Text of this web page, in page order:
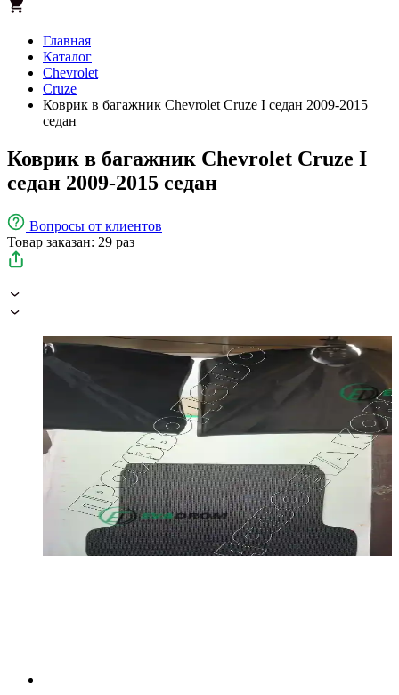
Главная
Каталог
Chevrolet
Cruze
Коврик в багажник Chevrolet Cruze I седан 2009-2015
седан
Коврик в багажник Chevrolet Cruze I
седан 2009-2015 седан
Вопросы от клиентов
Товар заказан: 29 раз